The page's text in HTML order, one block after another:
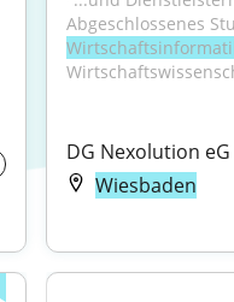
DG Nexolution eG
Wiesbaden